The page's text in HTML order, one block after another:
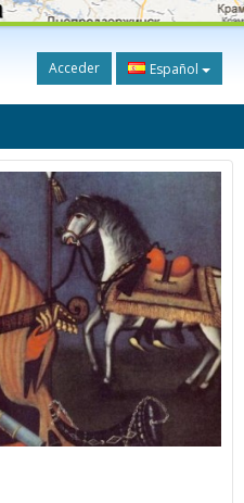
Acceder Español